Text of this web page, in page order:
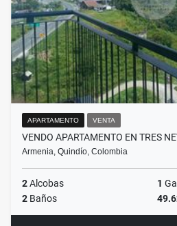
APARTAMENTO VENTA
VENDO APARTAMENTO EN TRES
Armenia, Quindío, Colombia
2Alcobas 1
2 Baños